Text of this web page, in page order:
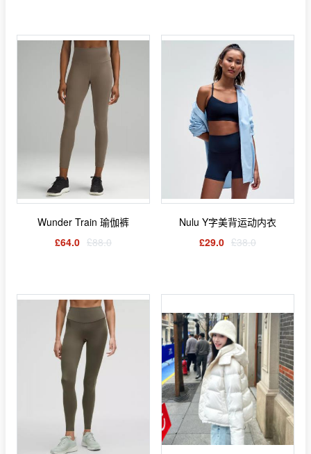
Wunder Train 瑜伽裤
£64.0 £88.0
Nulu Y字美背运动内衣
£29.0 £38.0